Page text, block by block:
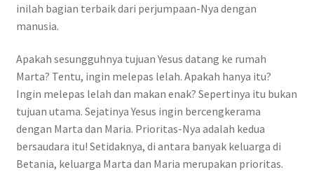
inilah bagian terbaik dari perjumpaan-Nya dengan
manusia.
Apakah sesungguhnya tujuan Yesus datang ke rumah
Marta? Tentu, ingin melepas lelah. Apakah hanya itu?
Ingin melepas lelah dan makan enak? Sepertinya itu bukan
tujuan utama. Sejatinya Yesus ingin bercengkerama
dengan Marta dan Maria. Prioritas-Nya adalah kedua
bersaudara itu! Setidaknya, di antara banyak keluarga di
Betania, keluarga Marta dan Maria merupakan prioritas.